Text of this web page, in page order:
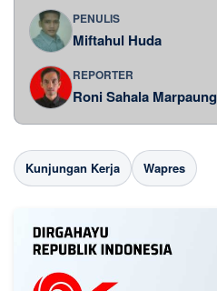
PENULIS
Miftahul Huda
REPORTER
Roni Sahala Marpaung
Kunjungan Kerja Wapres